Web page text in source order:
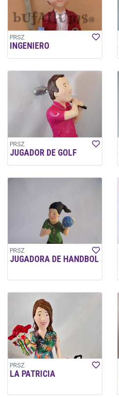
PRSZ
INGENIERO
PRSZ
JUGADOR DE GOLF
PRSZ
JUGADORA DE HANDBOL
PRSZ
LA PATRICIA